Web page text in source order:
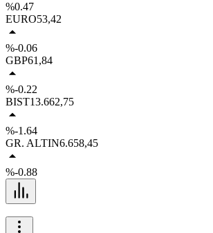
%0.47
EURO53,42
%-0.06
GBP61,84
%-0.22
BIST13.662,75
%-1.64
GR. ALTIN6.658,45
%-0.88